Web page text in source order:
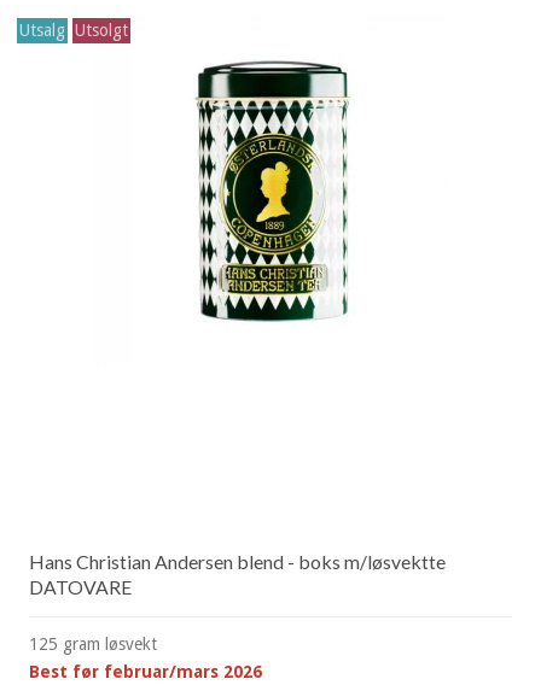
Utsalg Utsolgt
Hans Christian Andersen blend - boks m/løsvektte
DATOVARE
125 gram løsvekt
Best før februar/mars 2026